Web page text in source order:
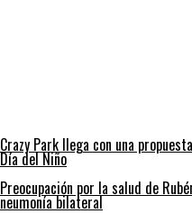
Crazy Park llega con una
Día del Niño
Preocupación por la salud de
neumonía bilateral